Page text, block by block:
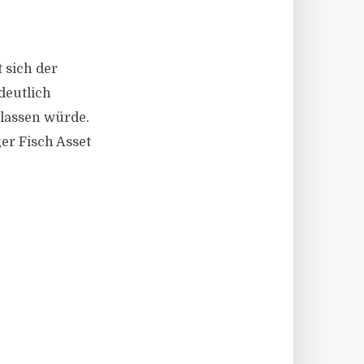
sich der
würde.
Fisch Asset